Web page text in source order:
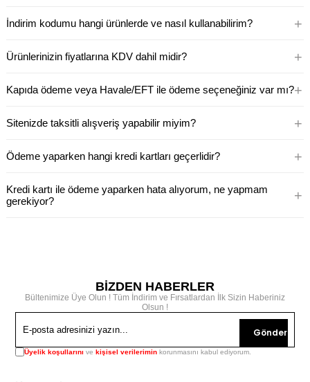
İndirim kodumu hangi ürünlerde ve nasıl kullanabilirim? +
Ürünlerinizin fiyatlarına KDV dahil midir? +
Kapıda ödeme veya Havale/EFT ile ödeme seçeneğiniz var mı?+
Sitenizde taksitli alışveriş yapabilir miyim? +
Ödeme yaparken hangi kredi kartları geçerlidir? +
Kredi kartı ile ödeme yaparken hata alıyorum, ne yapmam
gerekiyor?
+
BİZDEN HABERLER
Bültenimize Üye Olun ! Tüm İndirim ve Fırsatlardan İlk Sizin Haberiniz
Olsun !
Gönder
Üyelik koşullarını vekişisel verilerimin korunmasını kabul ediyorum.